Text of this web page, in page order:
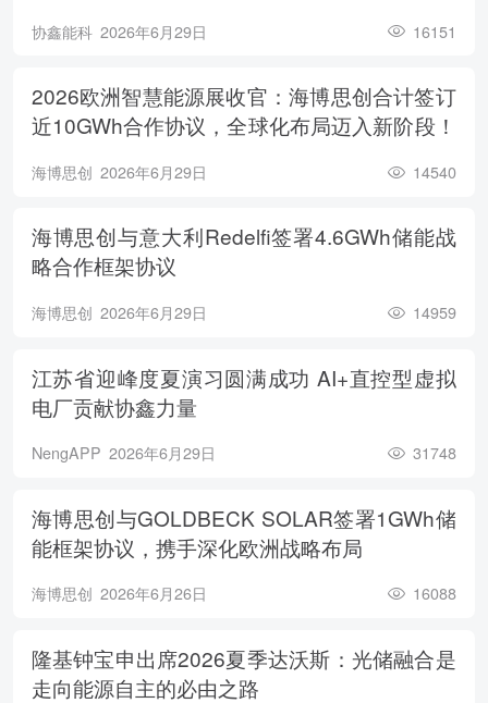
协鑫能科 2026年6月29日 16151
2026欧洲智慧能源展收官：海博思创合计签订
近10GWh合作协议，全球化布局迈入新阶段！
海博思创 2026年6月29日 14540
海博思创与意大利Redelfi签署4.6GWh储能战
略合作框架协议
海博思创 2026年6月29日 14959
江苏省迎峰度夏演习圆满成功 AI+直控型虚拟
电厂贡献协鑫力量
NengAPP 2026年6月29日 31748
海博思创与GOLDBECK SOLAR签署1GWh储
能框架协议，携手深化欧洲战略布局
海博思创 2026年6月26日 16088
隆基钟宝申出席2026夏季达沃斯：光储融合是
走向能源自主的必由之路